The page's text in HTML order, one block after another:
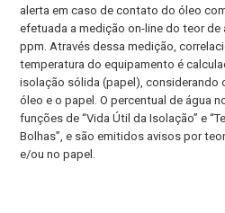
alerta em caso de contato do óleo
efetuada a medição on-line do teor
ppm. Através dessa medição,
temperatura do equipamento é
isolação sólida (papel), considerando
óleo e o papel. O percentual de água
funções de “Vida Útil da Isolação” e
Bolhas”, e são emitidos avisos por
e/ou no papel.